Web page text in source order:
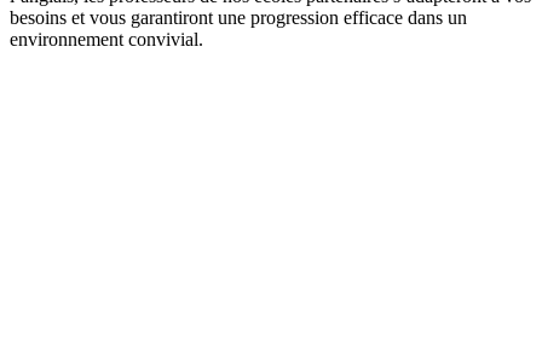
besoins et vous garantiront une progression efficace dans un
environnement convivial.